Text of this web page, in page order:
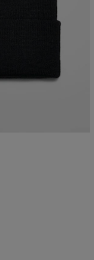
19,99 EUR